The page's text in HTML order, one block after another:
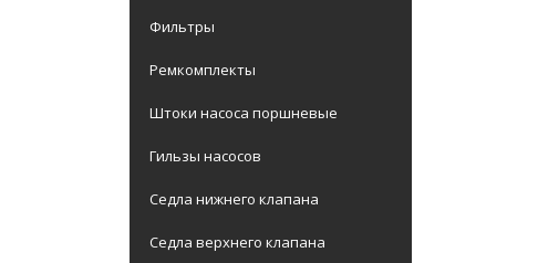
Фильтры
Ремкомплекты
Штоки насоса поршневые
Гильзы насосов
Седла нижнего клапана
Седла верхнего клапана